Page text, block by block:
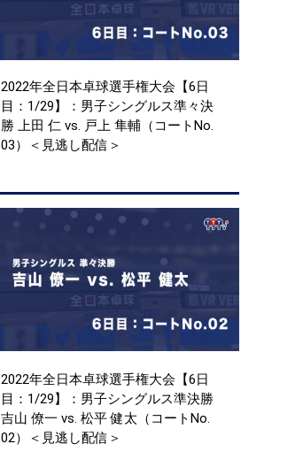
2022年全日本卓球選手権大会【6日
目：1/29】：男子シングルス準々決
勝 上田 仁 vs. 戸上 隼輔（コートNo.
03）＜見逃し配信＞
2022年全日本卓球選手権大会【6日
目：1/29】：男子シングルス準決勝
吉山 僚一 vs. 松平 健太（コートNo.
02）＜見逃し配信＞